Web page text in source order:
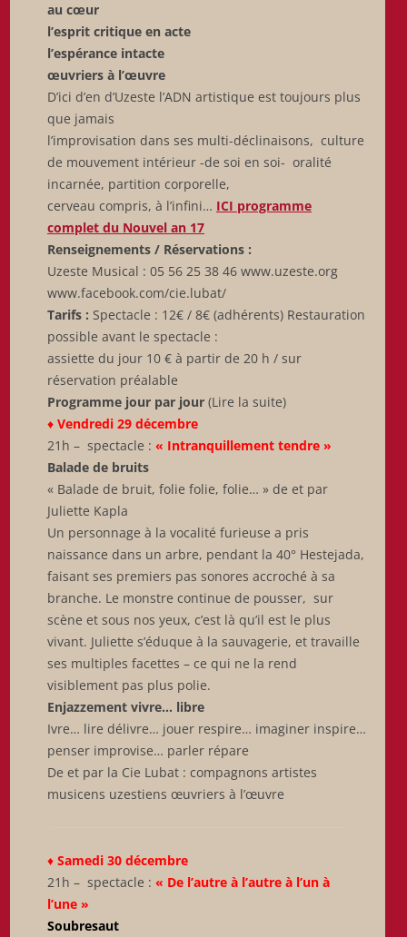
au cœur
l’esprit critique en acte
l’espérance intacte
œuvriers à l’œuvre
D’ici d’en d’Uzeste l’ADN artistique est toujours plus
que jamais
l’improvisation dans ses multi-déclinaisons, culture
de mouvement intérieur -de soi en soi- oralité
incarnée, partition corporelle,
cerveau compris, à l’infini… ICI programme
complet du Nouvel an 17
Renseignements / Réservations :
Uzeste Musical : 05 56 25 38 46 www.uzeste.org
www.facebook.com/cie.lubat/
Tarifs : Spectacle : 12€ / 8€ (adhérents) Restauration
possible avant le spectacle :
assiette du jour 10 € à partir de 20 h / sur
réservation préalable
Programme jour par jour(Lire la suite)
♦ Vendredi 29 décembre
21h – spectacle : « Intranquillement tendre »
Balade de bruits
« Balade de bruit, folie folie, folie… » de et par
Juliette Kapla
Un personnage à la vocalité furieuse a pris
naissance dans un arbre, pendant la 40° Hestejada,
faisant ses premiers pas sonores accroché à sa
branche. Le monstre continue de pousser, sur
scène et sous nos yeux, c’est là qu’il est le plus
vivant. Juliette s’éduque à la sauvagerie, et travaille
ses multiples facettes – ce qui ne la rend
visiblement pas plus polie.
Enjazzement vivre… libre
Ivre… lire délivre… jouer respire… imaginer inspire…
penser improvise… parler répare
De et par la Cie Lubat : compagnons artistes
musicens uzestiens œuvriers à l’œuvre
♦ Samedi 30 décembre
21h – spectacle : « De l’autre à l’autre à l’un à
l’une »
Soubresaut